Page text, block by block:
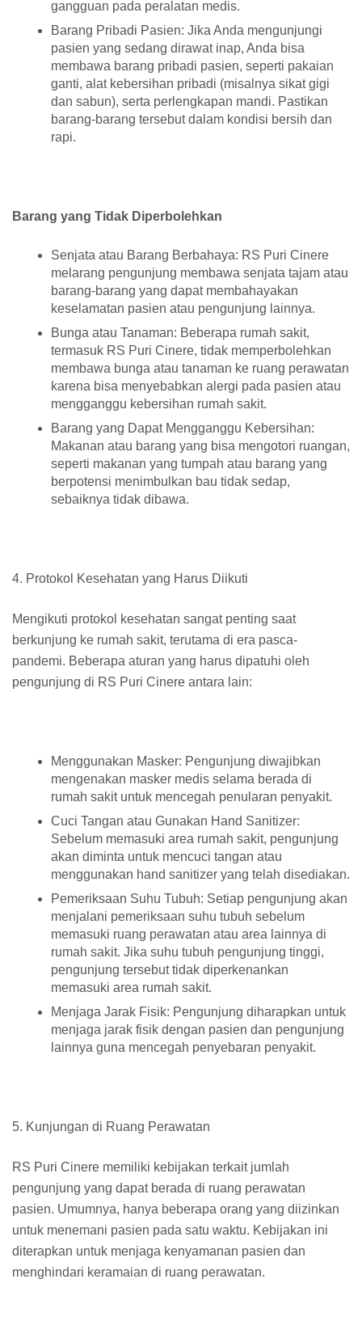
gangguan pada peralatan medis.
Barang Pribadi Pasien: Jika Anda mengunjungi
pasien yang sedang dirawat inap, Anda bisa
membawa barang pribadi pasien, seperti pakaian
ganti, alat kebersihan pribadi (misalnya sikat gigi
dan sabun), serta perlengkapan mandi. Pastikan
barang-barang tersebut dalam kondisi bersih dan
rapi.
Barang yang Tidak Diperbolehkan
Senjata atau Barang Berbahaya: RS Puri Cinere
melarang pengunjung membawa senjata tajam atau
barang-barang yang dapat membahayakan
keselamatan pasien atau pengunjung lainnya.
Bunga atau Tanaman: Beberapa rumah sakit,
termasuk RS Puri Cinere, tidak memperbolehkan
membawa bunga atau tanaman ke ruang perawatan
karena bisa menyebabkan alergi pada pasien atau
mengganggu kebersihan rumah sakit.
Barang yang Dapat Mengganggu Kebersihan:
Makanan atau barang yang bisa mengotori ruangan,
seperti makanan yang tumpah atau barang yang
berpotensi menimbulkan bau tidak sedap,
sebaiknya tidak dibawa.
4. Protokol Kesehatan yang Harus Diikuti
Mengikuti protokol kesehatan sangat penting saat
berkunjung ke rumah sakit, terutama di era pasca-
pandemi. Beberapa aturan yang harus dipatuhi oleh
pengunjung di RS Puri Cinere antara lain:
Menggunakan Masker: Pengunjung diwajibkan
mengenakan masker medis selama berada di
rumah sakit untuk mencegah penularan penyakit.
Cuci Tangan atau Gunakan Hand Sanitizer:
Sebelum memasuki area rumah sakit, pengunjung
akan diminta untuk mencuci tangan atau
menggunakan hand sanitizer yang telah disediakan.
Pemeriksaan Suhu Tubuh: Setiap pengunjung akan
menjalani pemeriksaan suhu tubuh sebelum
memasuki ruang perawatan atau area lainnya di
rumah sakit. Jika suhu tubuh pengunjung tinggi,
pengunjung tersebut tidak diperkenankan
memasuki area rumah sakit.
Menjaga Jarak Fisik: Pengunjung diharapkan untuk
menjaga jarak fisik dengan pasien dan pengunjung
lainnya guna mencegah penyebaran penyakit.
5. Kunjungan di Ruang Perawatan
RS Puri Cinere memiliki kebijakan terkait jumlah
pengunjung yang dapat berada di ruang perawatan
pasien. Umumnya, hanya beberapa orang yang diizinkan
untuk menemani pasien pada satu waktu. Kebijakan ini
diterapkan untuk menjaga kenyamanan pasien dan
menghindari keramaian di ruang perawatan.